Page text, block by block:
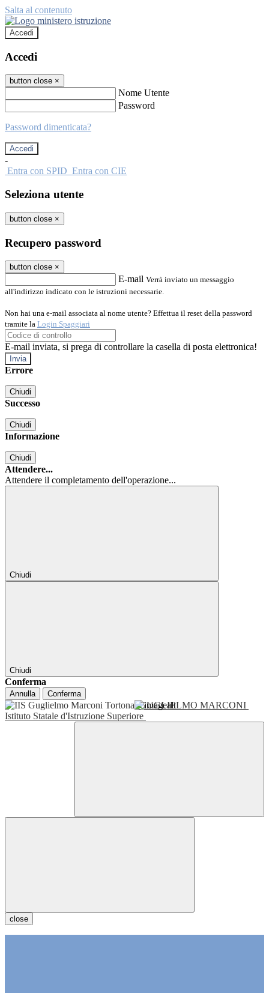
Salta al contenuto
Accedi
Accedi
button close ×
Nome Utente
Password
Password dimenticata?
-
Entra con SPID Entra con CIE
Seleziona utente
button close ×
Recupero password
button close ×
E-mail Verrà inviato un messaggio
all'indirizzo indicato con le istruzioni necessarie.
Non hai una e-mail associata al nome utente? Effettua il reset della password
tramite la Login Spaggiari
E-mail inviata, si prega di controllare la casella di posta elettronica!
Errore
Chiudi
Successo
Chiudi
Informazione
Chiudi
Attendere...
Attendere il completamento dell'operazione...
Chiudi
Chiudi
Conferma
Annulla Conferma
GUGLIELMO MARCONI
Istituto Statale d'Istruzione Superiore
close